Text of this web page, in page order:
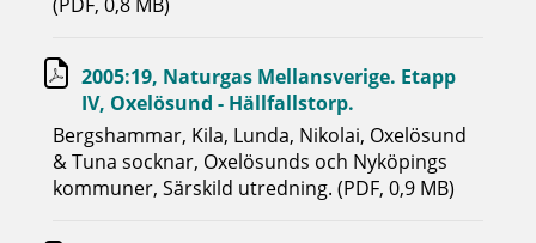
2005:19, Naturgas Mellansverige. Etapp
IV, Oxelösund - Hällfallstorp.
Bergshammar, Kila, Lunda, Nikolai, Oxelösund
& Tuna socknar, Oxelösunds och Nyköpings
kommuner, Särskild utredning. (PDF, 0,9 MB)